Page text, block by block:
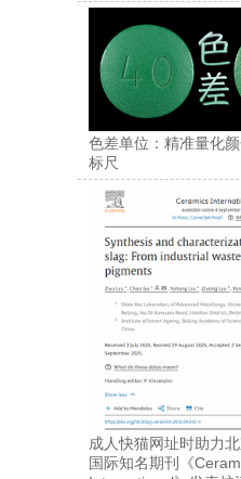
色差单位：精准量化
标尺
成人快猫网址时助力
国际知名期刊《